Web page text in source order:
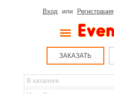
Вход или Регистрация
ЗАКАЗАТЬ